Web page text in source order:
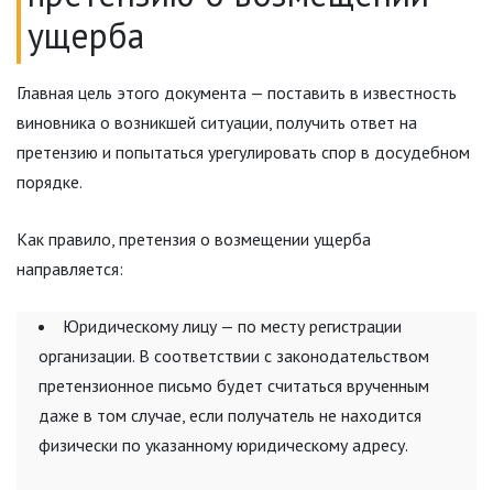
ущерба
Главная цель этого документа — поставить в известность
виновника о возникшей ситуации, получить ответ на
претензию и попытаться урегулировать спор в досудебном
порядке.
Как правило, претензия о возмещении ущерба
направляется:
Юридическому лицу — по месту регистрации
организации. В соответствии с законодательством
претензионное письмо будет считаться врученным
даже в том случае, если получатель не находится
физически по указанному юридическому адресу.